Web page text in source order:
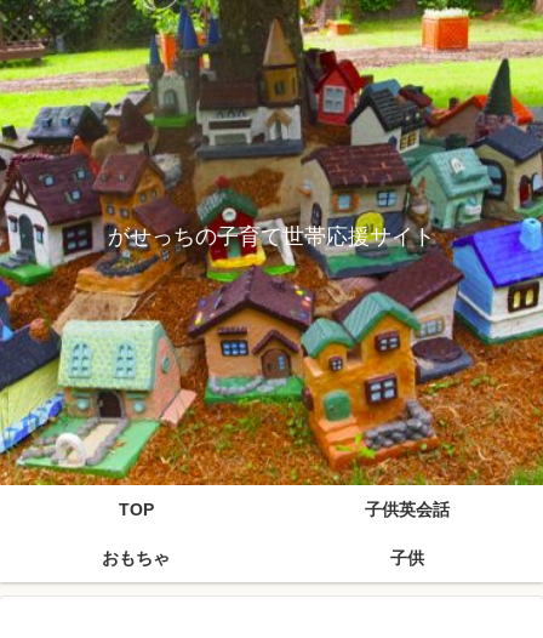
がせっちの子育て世帯応援サイト
TOP 子供英会話
おもちゃ 子供